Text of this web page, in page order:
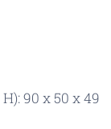
90 x 50 x 49